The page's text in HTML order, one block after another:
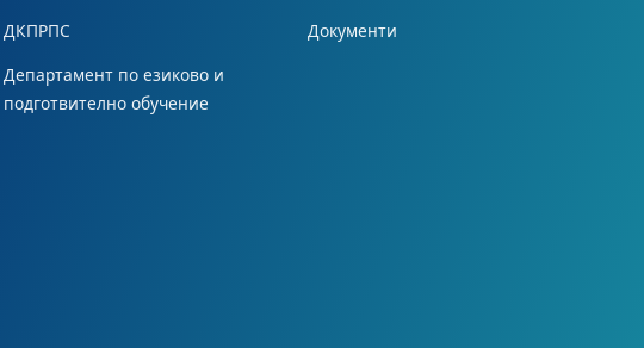
ДКПРПС
Департамент по езиково и
подготвително обучение
Документи